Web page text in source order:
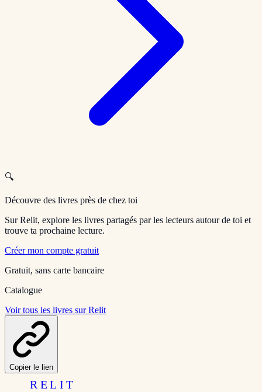
🔍
Découvre des livres près de chez toi
Sur Relit, explore les livres partagés par les lecteurs autour de toi et
trouve ta prochaine lecture.
Créer mon compte gratuit
Gratuit, sans carte bancaire
Catalogue
Voir tous les livres sur Relit
Copier le lien
RELIT